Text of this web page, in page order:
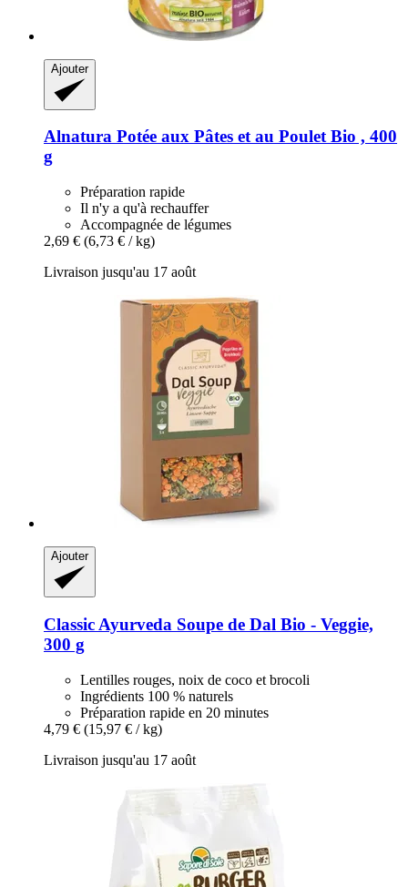
Ajouter
Alnatura Potée aux Pâtes et au Poulet Bio , 400
g
Préparation rapide
Il n'y a qu'à rechauffer
Accompagnée de légumes
2,69 € (6,73 € / kg)
Livraison jusqu'au 17 août
Ajouter
Classic Ayurveda Soupe de Dal Bio -​ Veggie,
300 g
Lentilles rouges, noix de coco et brocoli
Ingrédients 100 % naturels
Préparation rapide en 20 minutes
4,79 € (15,97 € / kg)
Livraison jusqu'au 17 août